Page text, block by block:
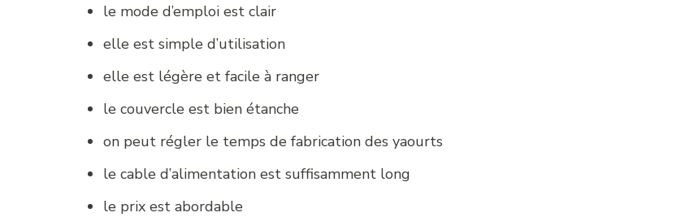
le mode d’emploi est clair
elle est simple d’utilisation
elle est légère et facile à ranger
le couvercle est bien étanche
on peut régler le temps de fabrication des yaourts
le cable d’alimentation est suffisamment long
le prix est abordable